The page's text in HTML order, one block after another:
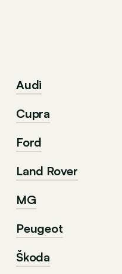
Audi
Cupra
Ford
Land Rover
MG
Peugeot
Škoda